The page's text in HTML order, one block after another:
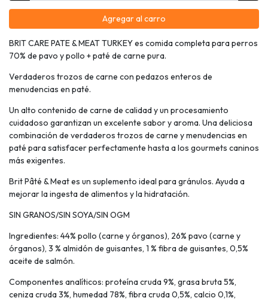
Agregar al carro
BRIT CARE PATE & MEAT TURKEY es comida completa para perros
70% de pavo y pollo + paté de carne pura.
Verdaderos trozos de carne con pedazos enteros de
menudencias en paté.
Un alto contenido de carne de calidad y un procesamiento
cuidadoso garantizan un excelente sabor y aroma. Una deliciosa
combinación de verdaderos trozos de carne y menudencias en
paté para satisfacer perfectamente hasta a los gourmets caninos
más exigentes.
Brit Pâté & Meat es un suplemento ideal para gránulos. Ayuda a
mejorar la ingesta de alimentos y la hidratación.
SIN GRANOS/SIN SOYA/SIN OGM
Ingredientes: 44% pollo (carne y órganos), 26% pavo (carne y
órganos), 3 % almidón de guisantes, 1 % fibra de guisantes, 0,5%
aceite de salmón.
Componentes analíticos: proteína cruda 9%, grasa bruta 5%,
ceniza cruda 3%, humedad 78%, fibra cruda 0,5%, calcio 0,1%,